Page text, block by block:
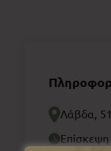
Λάβδα,
Επίσκεψη